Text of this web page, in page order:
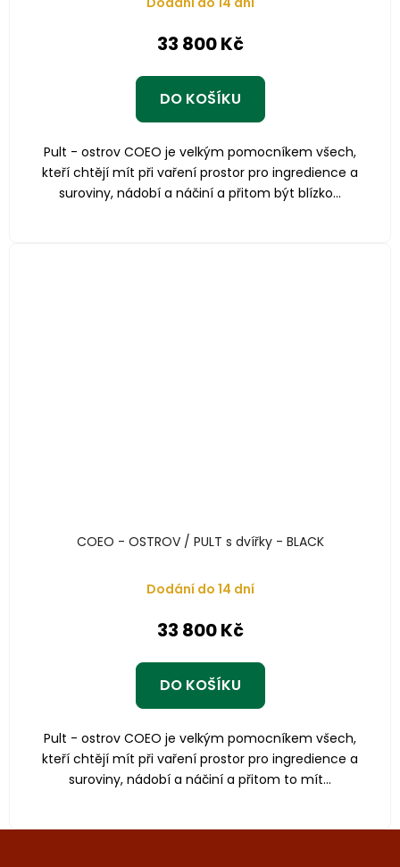
33 800 Kč
DO KOŠÍKU
Pult - ostrov COEO je velkým pomocníkem všech,
kteří chtějí mít při vaření prostor pro ingredience a
suroviny, nádobí a náčiní a přitom být blízko...
COEO - OSTROV / PULT s dvířky - BLACK
Dodání do 14 dní
33 800 Kč
DO KOŠÍKU
Pult - ostrov COEO je velkým pomocníkem všech,
kteří chtějí mít při vaření prostor pro ingredience a
suroviny, nádobí a náčiní a přitom to mít...